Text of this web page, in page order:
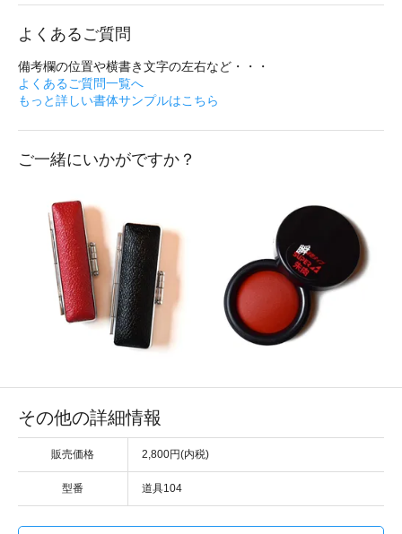
よくあるご質問
備考欄の位置や横書き文字の左右など・・・
よくあるご質問一覧へ
もっと詳しい書体サンプルはこちら
ご一緒にいかがですか？
その他の詳細情報
販売価格 2,800円(内税)
型番 道具104